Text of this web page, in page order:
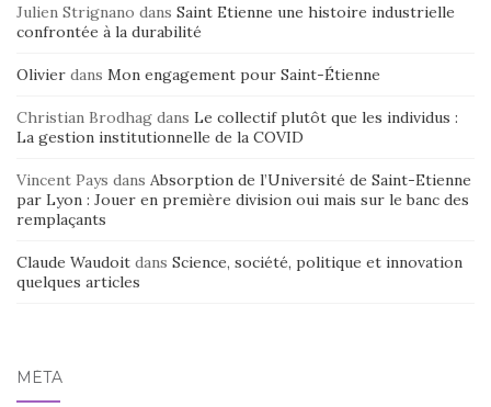
Julien Strignano dans Saint Etienne une histoire industrielle
confrontée à la durabilité
Olivier dans Mon engagement pour Saint-Étienne
Christian Brodhag dans Le collectif plutôt que les individus :
La gestion institutionnelle de la COVID
Vincent Pays dans Absorption de l’Université de Saint-Etienne
par Lyon : Jouer en première division oui mais sur le banc des
remplaçants
Claude Waudoit dans Science, société, politique et innovation
quelques articles
MÉTA